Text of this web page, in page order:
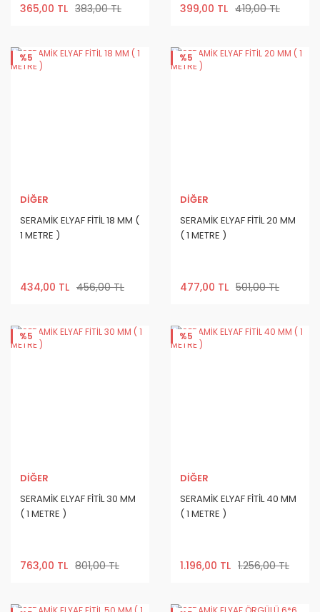
365,00 TL 383,00 TL 399,00 TL 419,00 TL
%5
DİĞER
SERAMİK ELYAF FİTİL 18 MM (
1 METRE )
434,00 TL 456,00 TL
%5
DİĞER
SERAMİK ELYAF FİTİL 20 MM
( 1 METRE )
477,00 TL 501,00 TL
%5
DİĞER
SERAMİK ELYAF FİTİL 30 MM
( 1 METRE )
763,00 TL 801,00 TL
%5
DİĞER
SERAMİK ELYAF FİTİL 40 MM
( 1 METRE )
1.196,00 TL 1.256,00 TL